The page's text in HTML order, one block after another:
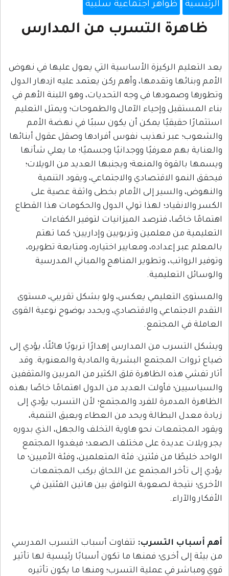
ظواهر اجتماعية سلبية
التسرب من المدارس
الركيزة الأساسية التي يعول عليها في نهوض
وتقدمها، وأهم ركن يعتمد عليه ازدهار الدول
في وجه التحديات، وهو اللبنة الأهم في
وإحياء الآمال والطموحات؛ ويمثل التعليم
يمكن أن يكون سببًا في نهضة الأمم
تهذيب نفوس أفرادها وصقل عقول أبنائها
معرفيًا ووجدانيًا وجسميًا؛ ما يعلي شأنها
والمنعة؛ ويجنبها العديد من الويلات؛
والاجتماعي، ويقود التنمية
إلى الأمام بخطى واثقة عصية على
لهذا تولي الدول والحكومات هذا القطاع
فترصد الميزانيات لتوفير الكفاءات
معلمين وتربويين وإداريين؛ كما تهتم
ومعايير اختياره، ومتابعة تطويره،
وتطوير المناهج والمباني المدرسية
يعكس، ولو بشكل تقريبي، مستوى
والاقتصادي، ويحدد بوضوح نوعية القوى
من المدارس إهدارًا تربويًا هائلًا، يؤدي إلى
البشرية والمادية والمعنوية. وقد
الظاهرة قلق الكثير من المربين والمثقفين
فأولت العديد من الدول اهتمامًا خاصًا بهذه
للفرد والمجتمع؛ لأن التسرب يؤدي إلى
ويحد من العطاء ويعيق التنمية،
نحو هاوية التخلف والجهل، الذي بدوره
على مختلف الصعد؛ فيغدوا المجتمع
من فئتين: فئة المتعلمين، وفئة الأميين؛ ما
المجتمع عن اللحاق بركب المجتمعات
لصعوبة التوافق بين هاتين الفئتين في
التسرب:تتفاوت أسباب التسرب المدرسي
فمنها ما تكون أسبابًا رئيسية لها تأثير
عملية التسرب؛ ومنها ما يكون تأثيره